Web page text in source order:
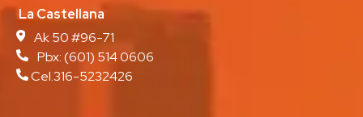
La Castellana
Ak 50 #96-71
Pbx:(601) 514 0606
Cel.316-5232426